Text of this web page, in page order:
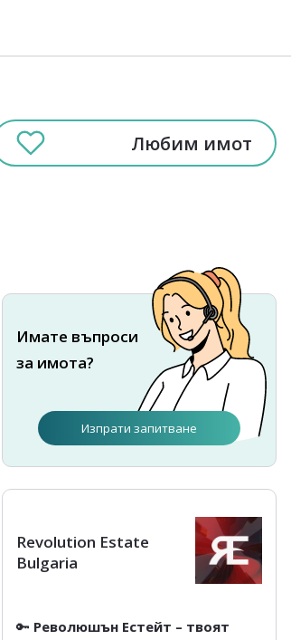
Любим имот
Имате въпроси
за имота?
Изпрати запитване
Revolution Estate
Bulgaria
🔑 Революшън Естейт – твоят